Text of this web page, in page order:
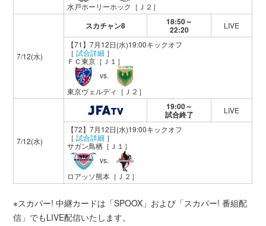
水戸ホーリーホック ［Ｊ２］
7/12(水)
スカチャン8 18:50～
22:20
LIVE
【71】7月12日(水)19:00キックオフ
［試合詳細 ］
ＦＣ東京 ［Ｊ１］
vs.
東京ヴェルディ ［Ｊ２］
7/12(水)
19:00～
試合終了
LIVE
【72】7月12日(水)19:00キックオフ
［試合詳細 ］
サガン鳥栖 ［Ｊ１］
vs.
ロアッソ熊本 ［Ｊ２］
※スカパー! 中継カードは「SPOOX」および「スカパー! 番組配
信」でもLIVE配信いたします。